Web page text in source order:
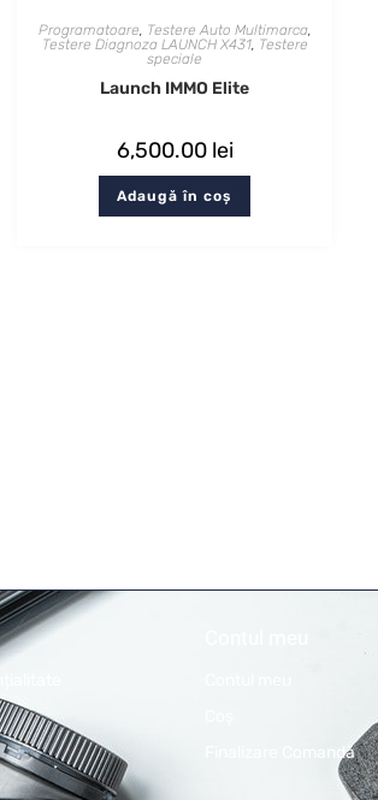
Programatoare, Testere Auto Multimarca,
Testere Diagnoza LAUNCH X431, Testere
speciale
Launch IMMO Elite
6,500.00 lei
Adaugă în coș
Finalizare Comandă